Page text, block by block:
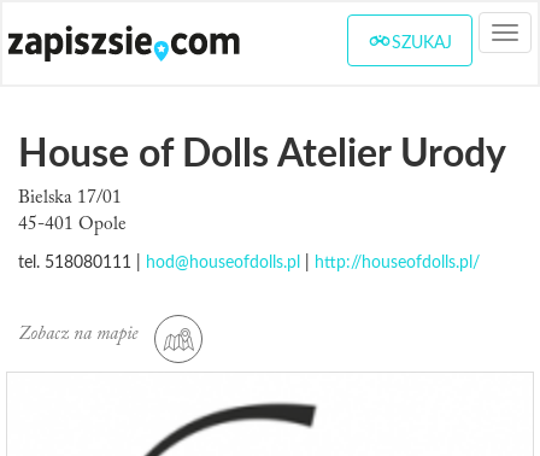
SZUKAJ
House of Dolls Atelier Urody
Bielska 17/01
45-401 Opole
tel. 518080111 | hod@houseofdolls.pl http://houseofdolls.pl/
Zobacz na mapie